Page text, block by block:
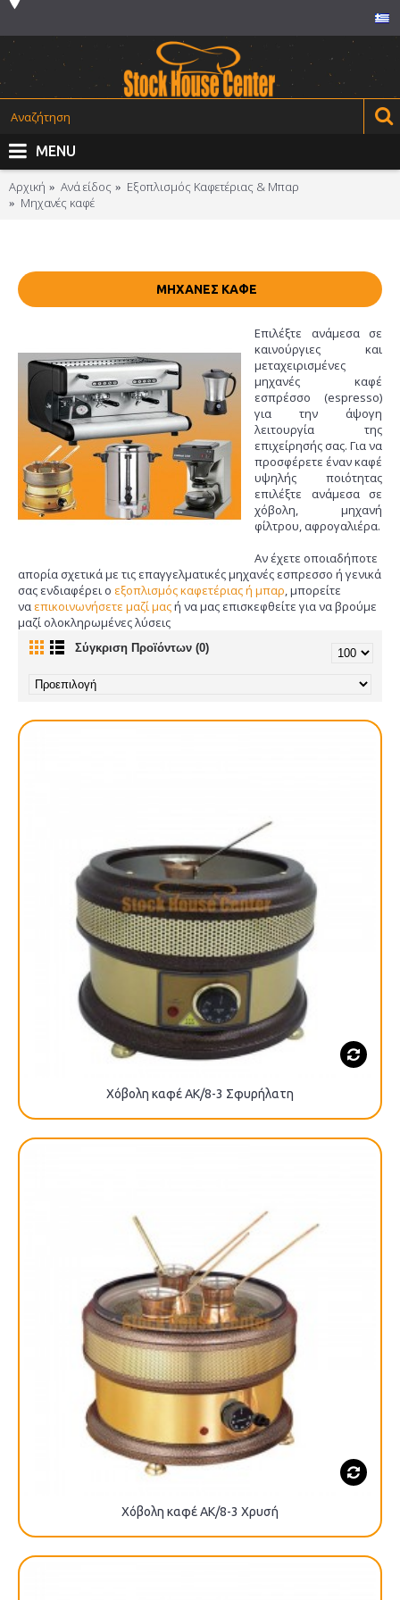
MENU
Αρχική Ανά είδος
Εξοπλισμός Καφετέριας & Μπαρ
Μηχανές καφέ
ΜΗΧΑΝΈΣ ΚΑΦΈ
Επιλέξτε ανάμεσα σε
καινούργιες και
μεταχειρισμένες
μηχανές καφέ
εσπρέσσο (espresso)
για την άψογη
λειτουργία της
επιχείρησής σας. Για να
προσφέρετε έναν καφέ
υψηλής ποιότητας
επιλέξτε ανάμεσα σε
χόβολη, μηχανή
φίλτρου, αφρογαλιέρα.
Αν έχετε οποιαδήποτε
απορία σχετικά με τις επαγγελματικές μηχανές εσπρεσσο ή γενικά
σας ενδιαφέρει ο εξοπλισμός καφετέριας ή μπαρ, μπορείτε
να επικοινωνήσετε μαζί μαςή να μας επισκεφθείτε για να βρούμε
μαζί ολοκληρωμένες λύσεις
Σύγκριση Προϊόντων (0)
Χόβολη καφέ AK/8-3 Σφυρήλατη
Χόβολη καφέ AK/8-3 Χρυσή